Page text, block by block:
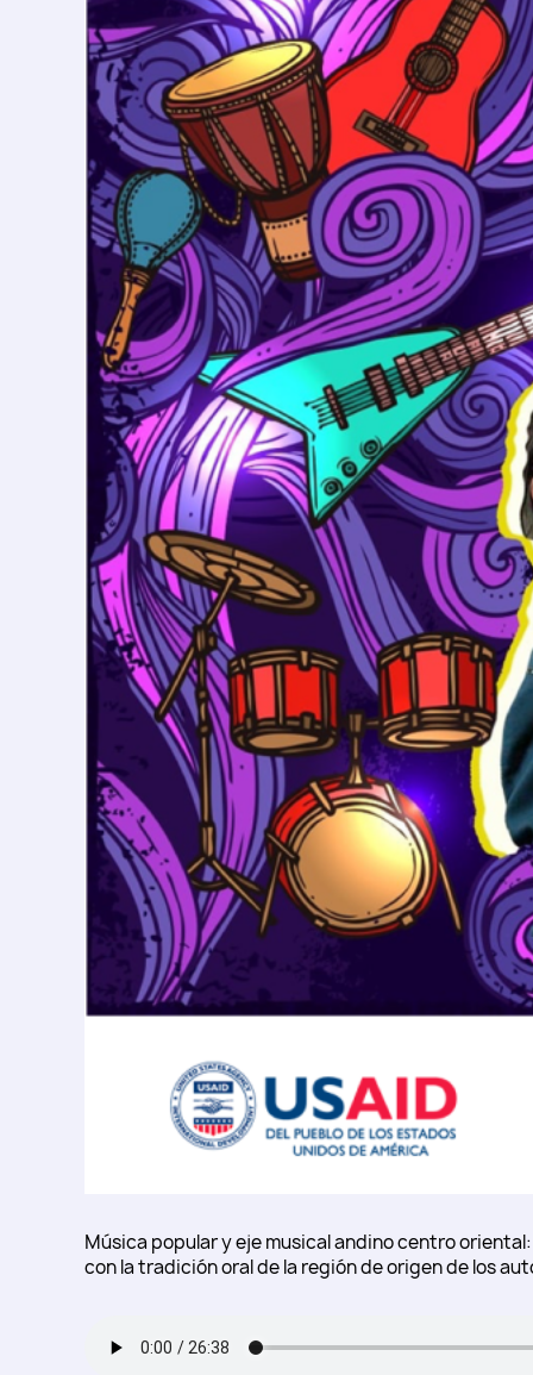
Música popular y eje musical andino centro
con la tradición oral de la región de origen de los